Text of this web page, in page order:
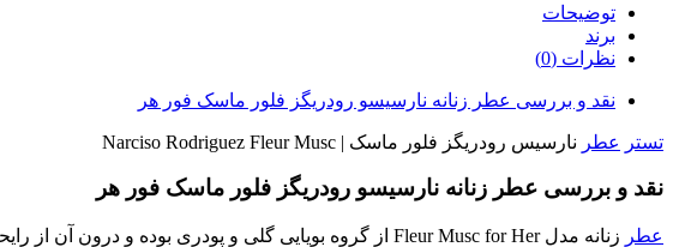
توضیحات
برند
نظرات (0)
نقد و بررسی عطر زنانه نارسیسو رودریگز فلور ماسک فور هر
تستر عطر نارسیس رودریگز فلور ماسک | Narciso Rodriguez Fleur Musc
نقد و بررسی عطر زنانه نارسیسو رودریگز فلور ماسک فور هر
عطر زنانه مدل Fleur Musc for Her از گروه بویایی گلی و پودری بوده و درون آن از رایحه گل رز و مشک استفاده شده و طبعی گرم دارد.